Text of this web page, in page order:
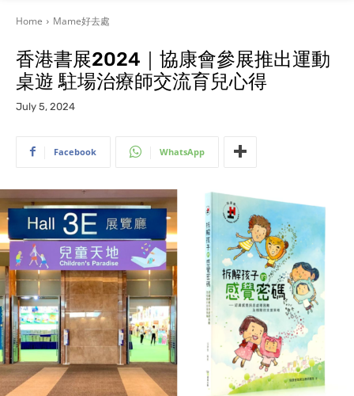
Home Mame好去處
香港書展2024｜協康會參展推出運動
桌遊 駐場治療師交流育兒心得
July 5, 2024
Facebook WhatsApp